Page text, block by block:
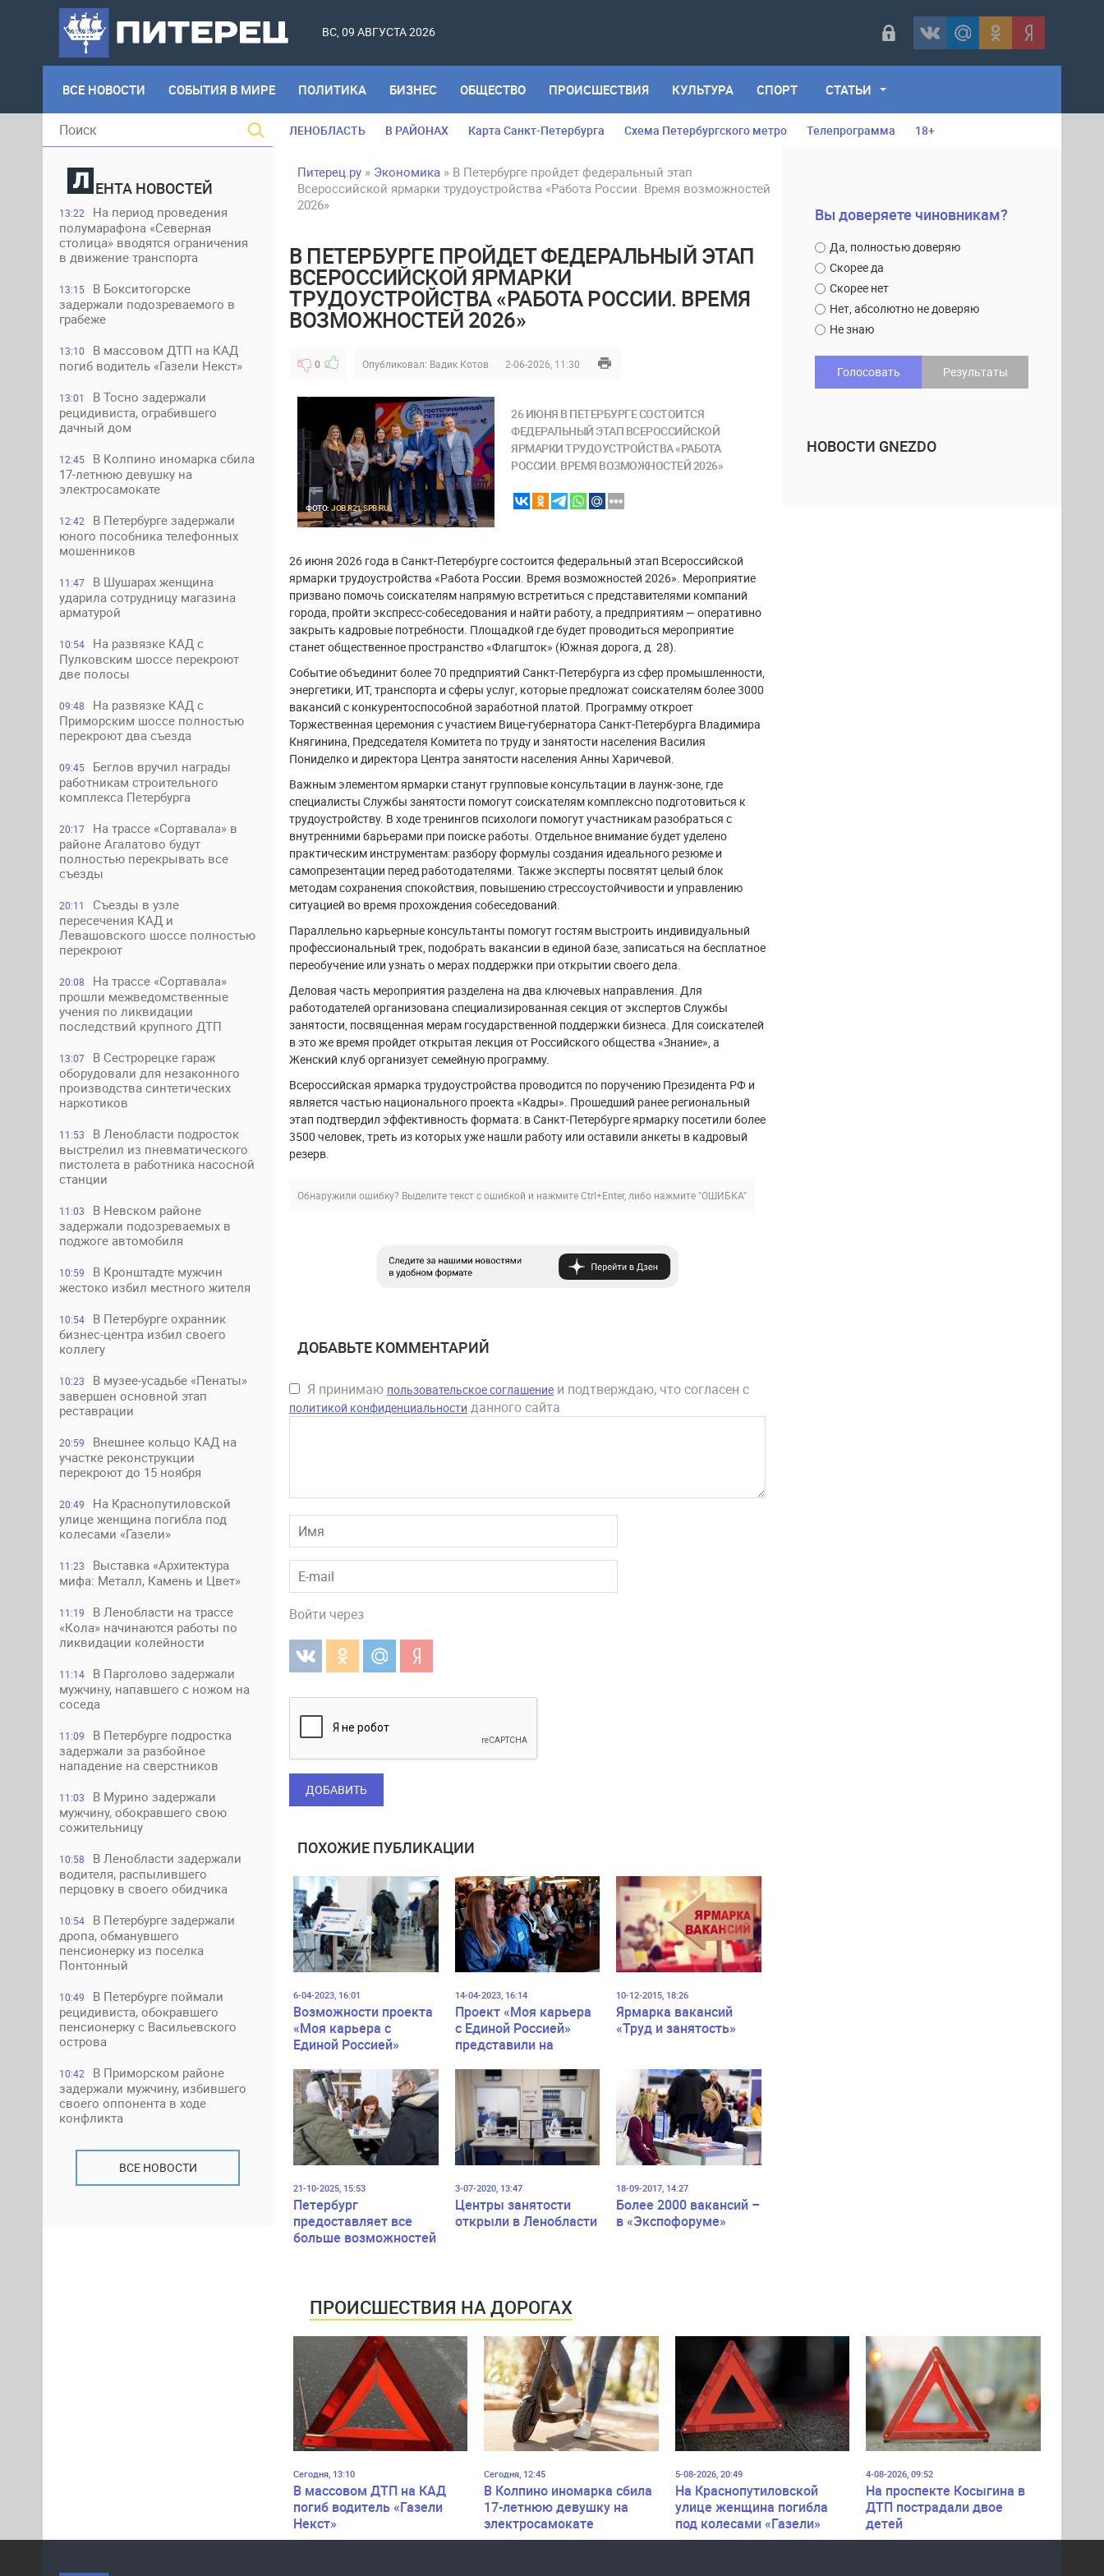
ВС, 09 АВГУСТА 2026
ВСЕ НОВОСТИ СОБЫТИЯ В МИРЕ ПОЛИТИКА БИЗНЕС ОБЩЕСТВО ПРОИСШЕСТВИЯ КУЛЬТУРА СПОРТ СТАТЬИ
ЕНТА НОВОСТЕЙ
13:22
На период проведения
полумарафона «Северная
столица» вводятся ограничения
в движение транспорта
13:15
В Бокситогорске
задержали подозреваемого в
грабеже
13:10
В массовом ДТП на КАД
погиб водитель «Газели Некст»
13:01
В Тосно задержали
рецидивиста, ограбившего
дачный дом
12:45
В Колпино иномарка сбила
17-летнюю девушку на
электросамокате
12:42
В Петербурге задержали
юного пособника телефонных
мошенников
11:47
В Шушарах женщина
ударила сотрудницу магазина
арматурой
10:54
На развязке КАД с
Пулковским шоссе перекроют
две полосы
09:48
На развязке КАД с
Приморским шоссе полностью
перекроют два съезда
09:45
Беглов вручил награды
работникам строительного
комплекса Петербурга
20:17
На трассе «Сортавала» в
районе Агалатово будут
полностью перекрывать все
съезды
20:11
Съезды в узле
пересечения КАД и
Левашовского шоссе полностью
перекроют
20:08
На трассе «Сортавала»
прошли межведомственные
учения по ликвидации
последствий крупного ДТП
13:07
В Сестрорецке гараж
оборудовали для незаконного
производства синтетических
наркотиков
11:53
В Ленобласти подросток
выстрелил из пневматического
пистолета в работника насосной
станции
11:03
В Невском районе
задержали подозреваемых в
поджоге автомобиля
10:59
В Кронштадте мужчин
жестоко избил местного жителя
10:54
В Петербурге охранник
бизнес-центра избил своего
коллегу
10:23
В музее-усадьбе «Пенаты»
завершен основной этап
реставрации
20:59
Внешнее кольцо КАД на
участке реконструкции
перекроют до 15 ноября
20:49
На Краснопутиловской
улице женщина погибла под
колесами «Газели»
11:23
Выставка «Архитектура
мифа: Металл, Камень и Цвет»
11:19
В Ленобласти на трассе
«Кола» начинаются работы по
ликвидации колейности
11:14
В Парголово задержали
мужчину, напавшего с ножом на
соседа
11:09
В Петербурге подростка
задержали за разбойное
нападение на сверстников
11:03
В Мурино задержали
мужчину, обокравшего свою
сожительницу
10:58
В Ленобласти задержали
водителя, распылившего
перцовку в своего обидчика
10:54
В Петербурге задержали
дропа, обманувшего
пенсионерку из поселка
Понтонный
10:49
В Петербурге поймали
рецидивиста, обокравшего
пенсионерку с Васильевского
острова
10:42
В Приморском районе
задержали мужчину, избившего
своего оппонента в ходе
конфликта
ВСЕ НОВОСТИ
ЛЕНОБЛАСТЬ В РАЙОНАХ Карта Санкт-Петербурга Схема Петербургского метро Телепрограмма 18+
Питерец.ру » Экономика » В Петербурге пройдет федеральный этап
Всероссийской ярмарки трудоустройства «Работа России. Время возможностей
2026»
В ПЕТЕРБУРГЕ ПРОЙДЕТ ФЕДЕРАЛЬНЫЙ ЭТАП
ВСЕРОССИЙСКОЙ ЯРМАРКИ
ТРУДОУСТРОЙСТВА «РАБОТА РОССИИ. ВРЕМЯ
ВОЗМОЖНОСТЕЙ 2026»
0 Опубликовал: Вадик Котов 2-06-2026, 11:30
ФОТО: JOB.R21.SPB.RU
26 ИЮНЯ В ПЕТЕРБУРГЕ СОСТОИТСЯ
ФЕДЕРАЛЬНЫЙ ЭТАП ВСЕРОССИЙСКОЙ
ЯРМАРКИ ТРУДОУСТРОЙСТВА «РАБОТА
РОССИИ. ВРЕМЯ ВОЗМОЖНОСТЕЙ 2026»
26 июня 2026 года в Санкт-Петербурге состоится федеральный этап Всероссийской
ярмарки трудоустройства «Работа России. Время возможностей 2026». Мероприятие
призвано помочь соискателям напрямую встретиться с представителями компаний
города, пройти экспресс-собеседования и найти работу, а предприятиям — оперативно
закрыть кадровые потребности. Площадкой где будет проводиться мероприятие
станет общественное пространство «Флагшток» (Южная дорога, д. 28).
Событие объединит более 70 предприятий Санкт-Петербурга из сфер промышленности,
энергетики, ИТ, транспорта и сферы услуг, которые предложат соискателям более 3000
вакансий с конкурентоспособной заработной платой. Программу откроет
Торжественная церемония с участием Вице-губернатора Санкт-Петербурга Владимира
Княгинина, Председателя Комитета по труду и занятости населения Василия
Пониделко и директора Центра занятости населения Анны Харичевой.
Важным элементом ярмарки станут групповые консультации в лаунж-зоне, где
специалисты Службы занятости помогут соискателям комплексно подготовиться к
трудоустройству. В ходе тренингов психологи помогут участникам разобраться с
внутренними барьерами при поиске работы. Отдельное внимание будет уделено
практическим инструментам: разбору формулы создания идеального резюме и
самопрезентации перед работодателями. Также эксперты посвятят целый блок
методам сохранения спокойствия, повышению стрессоустойчивости и управлению
ситуацией во время прохождения собеседований.
Параллельно карьерные консультанты помогут гостям выстроить индивидуальный
профессиональный трек, подобрать вакансии в единой базе, записаться на бесплатное
переобучение или узнать о мерах поддержки при открытии своего дела.
Деловая часть мероприятия разделена на два ключевых направления. Для
работодателей организована специализированная секция от экспертов Службы
занятости, посвященная мерам государственной поддержки бизнеса. Для соискателей
в это же время пройдет открытая лекция от Российского общества «Знание», а
Женский клуб организует семейную программу.
Всероссийская ярмарка трудоустройства проводится по поручению Президента РФ и
является частью национального проекта «Кадры». Прошедший ранее региональный
этап подтвердил эффективность формата: в Санкт-Петербурге ярмарку посетили более
3500 человек, треть из которых уже нашли работу или оставили анкеты в кадровый
резерв.
Обнаружили ошибку? Выделите текст с ошибкой и нажмите Ctrl+Enter, либо нажмите "ОШИБКА"
ДОБАВЬТЕ КОММЕНТАРИЙ
Я принимаю пользовательское соглашение и подтверждаю, что согласен с
политикой конфиденциальности данного сайта
Войти через
ДОБАВИТЬ
ПОХОЖИЕ ПУБЛИКАЦИИ
6-04-2023, 16:01
Возможности проекта
«Моя карьера с
Единой Россией»
площадке
Всероссийской
ярмарки
трудоустройства
14-04-2023, 16:14
Проект «Моя карьера
с Единой Россией»
представили на
главной ярмарки
труда в стране
10-12-2015, 18:26
Ярмарка вакансий
«Труд и занятость»
21-10-2025, 15:53
Петербург
предоставляет все
больше возможностей
инвалидностью
3-07-2020, 13:47
Центры занятости
открыли в Ленобласти
18-09-2017, 14:27
Более 2000 вакансий –
в «Экспофоруме»
Вы доверяете чиновникам?
Да, полностью доверяю
Скорее да
Скорее нет
Нет, абсолютно не доверяю
Не знаю
Голосовать Результаты
НОВОСТИ GNEZDO
ПРОИСШЕСТВИЯ НА ДОРОГАХ
Сегодня, 13:10
В массовом ДТП на КАД
погиб водитель «Газели
Некст»
Сегодня, 12:45
В Колпино иномарка сбила
17-летнюю девушку на
электросамокате
5-08-2026, 20:49
На Краснопутиловской
улице женщина погибла
под колесами «Газели»
4-08-2026, 09:52
На проспекте Косыгина в
ДТП пострадали двое
детей